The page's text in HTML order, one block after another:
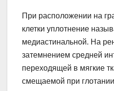
При расположении на
клетки уплотнение
медиастинальной. На
затемнением средней
переходящей в мягкие
смещаемой при